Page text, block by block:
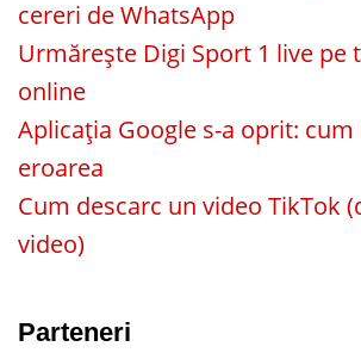
cereri de WhatsApp
Urmărește Digi Sport 1 live pe
online
Aplicația Google s-a oprit: cum
eroarea
Cum descarc un video TikTok
video)
Parteneri